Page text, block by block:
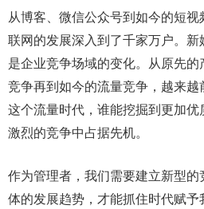
从博客、微信公众号到如今的短
联网的发展深入到了千家万户。
是企业竞争场域的变化。从原先
竞争再到如今的流量竞争，越来
这个流量时代，谁能挖掘到更加
激烈的竞争中占据先机。
作为管理者，我们需要建立新型
体的发展趋势，才能抓住时代赋